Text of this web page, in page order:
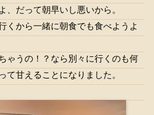
、だって朝早いし悪いから。
くから一緒に朝食でも食べようよ
ゃうの！？なら別々に行くのも何
て甘えることになりました。